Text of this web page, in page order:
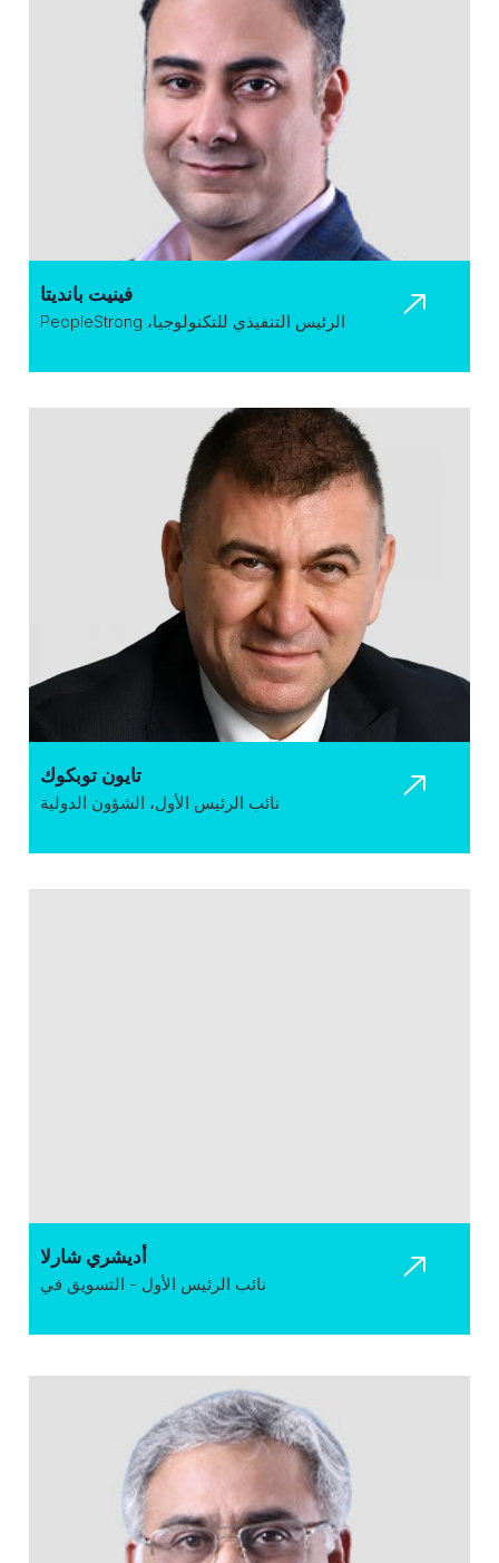
فينيت بانديتا
الرئيس التنفيذي للتكنولوجيا، PeopleStrong
تايون توبكوك
نائب الرئيس الأول، الشؤون الدولية
أديشري شارلا
نائب الرئيس الأول - التسويق في